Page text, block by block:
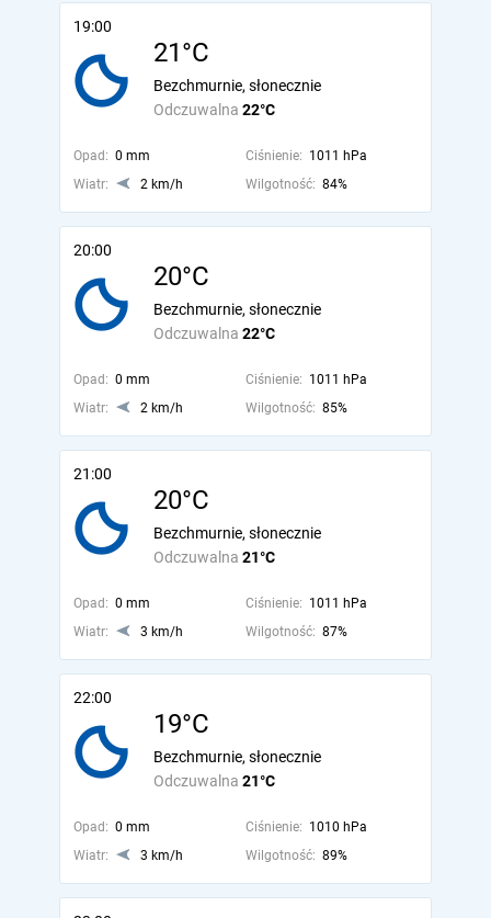
19:00
21°C
Odczuwalna 22°C
Bezchmurnie, słonecznie
Opad: 0 mm Ciśnienie: 1011 hPa
Wiatr:
2 km/h Wilgotność: 84%
20:00
20°C
Odczuwalna 22°C
Bezchmurnie, słonecznie
Opad: 0 mm Ciśnienie: 1011 hPa
Wiatr:
2 km/h Wilgotność: 85%
21:00
20°C
Odczuwalna 21°C
Bezchmurnie, słonecznie
Opad: 0 mm Ciśnienie: 1011 hPa
Wiatr:
3 km/h Wilgotność: 87%
22:00
19°C
Odczuwalna 21°C
Bezchmurnie, słonecznie
Opad: 0 mm Ciśnienie: 1010 hPa
Wiatr:
3 km/h Wilgotność: 89%